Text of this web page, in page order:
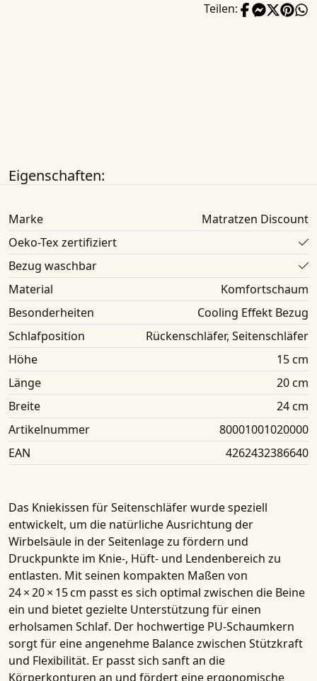
Teilen:
Eigenschaften:
Marke
Matratzen Discount
Oeko-Tex zertifiziert
Bezug waschbar
Material
Komfortschaum
Besonderheiten
Cooling Effekt Bezug
Schlafposition
Rückenschläfer, Seitenschläfer
Höhe
15 cm
Länge
20 cm
Breite
24 cm
Artikelnummer
80001001020000
EAN
4262432386640
Das Kniekissen für Seitenschläferwurde speziell
entwickelt, um die natürliche Ausrichtung der
Wirbelsäule in der Seitenlage zu fördern und
Druckpunkte im Knie-, Hüft- und Lendenbereich zu
entlasten. Mit seinen kompakten Maßen von
24 × 20 × 15 cm passt es sich optimal zwischen die Beine
ein und bietet gezielte Unterstützung für einen
erholsamen Schlaf. Der hochwertige PU-Schaumkern
sorgt für eine angenehme Balance zwischen Stützkraft
und Flexibilität. Er passt sich sanft an die
Körperkonturen an und fördert eine ergonomische